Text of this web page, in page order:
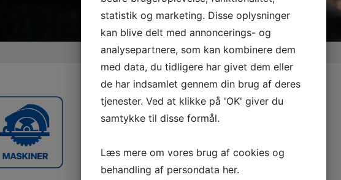
statistik og marketing. Disse oplysninger
kan blive delt med annoncerings- og
analysepartnere, som kan kombinere dem
med data, du tidligere har givet dem eller
de har indsamlet gennem din brug af deres
tjenester. Ved at klikke på 'OK' giver du
samtykke til disse formål.
Læs mere om vores brug af cookies og
behandling af persondata her.